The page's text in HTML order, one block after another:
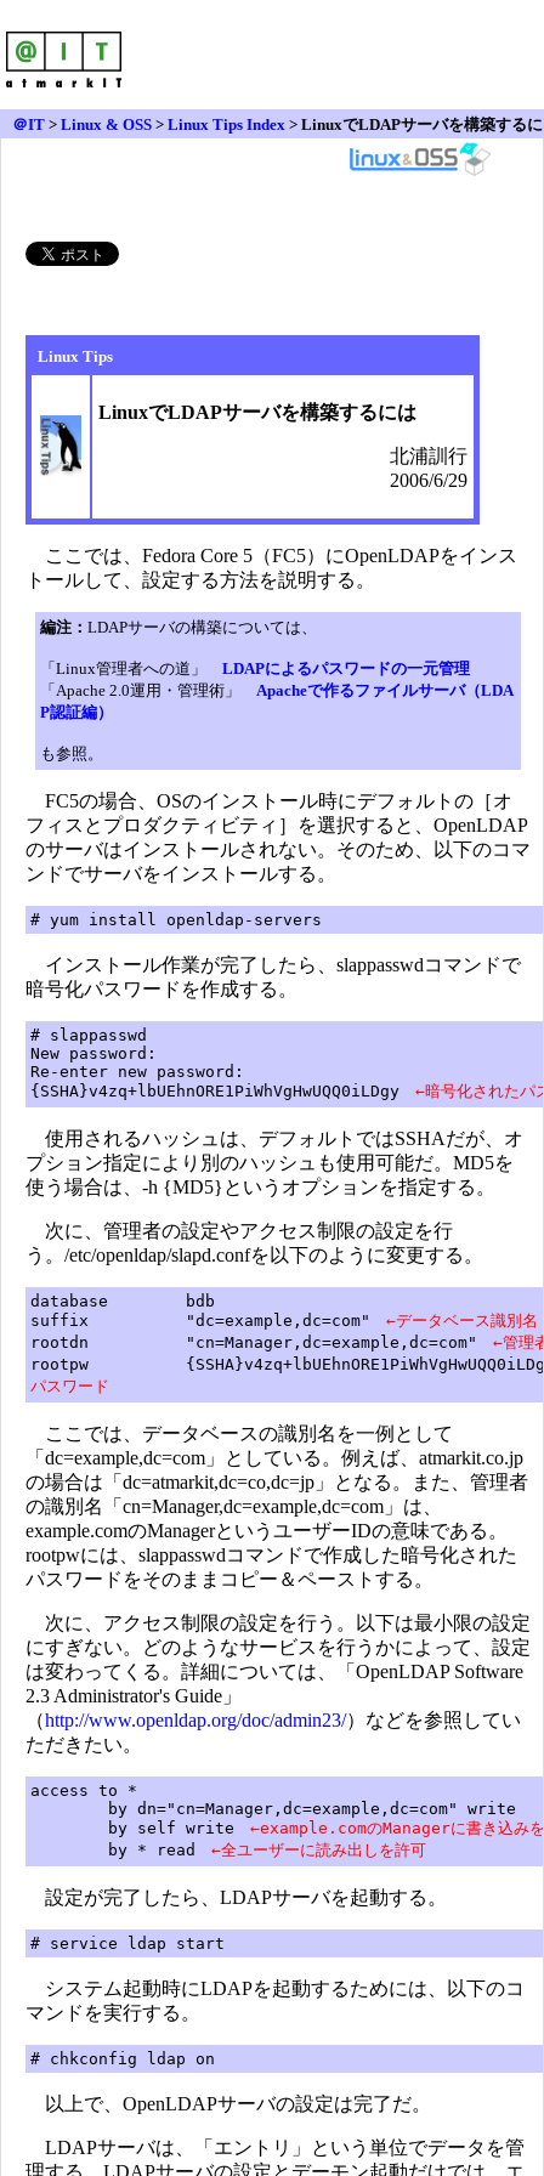
＠IT > Linux & OSS > Linux Tips Index > LinuxでLDAPサーバを構築するに
Linux Tips
LinuxでLDAPサーバを構築するには
北浦訓行
2006/6/29
ここでは、Fedora Core 5（FC5）にOpenLDAPをインス
トールして、設定する方法を説明する。
編注： LDAPサーバの構築については、
「Linux管理者への道」 LDAPによるパスワードの一元管理
「Apache 2.0運用・管理術」 Apacheで作るファイルサーバ（LDA
P認証編）
も参照。
FC5の場合、OSのインストール時にデフォルトの［オ
フィスとプロダクティビティ］を選択すると、OpenLDAP
のサーバはインストールされない。そのため、以下のコマ
ンドでサーバをインストールする。
# yum install openldap-servers
インストール作業が完了したら、slappasswdコマンドで
暗号化パスワードを作成する。
# slappasswd
New password:
Re-enter new password:
{SSHA}v4zq+lbUEhnORE1PiWhVgHwUQQ0iLDgy ←暗号化されたパ
使用されるハッシュは、デフォルトではSSHAだが、オ
プション指定により別のハッシュも使用可能だ。MD5を
使う場合は、-h {MD5}というオプションを指定する。
次に、管理者の設定やアクセス制限の設定を行
う。/etc/openldap/slapd.confを以下のように変更する。
database bdb
suffix "dc=example,dc=com" ←データベース識別名
rootdn "cn=Manager,dc=example,dc=com" ←管理
rootpw
パスワード
ここでは、データベースの識別名を一例として
「dc=example,dc=com」としている。例えば、atmarkit.co.jp
の場合は「dc=atmarkit,dc=co,dc=jp」となる。また、管理者
の識別名「cn=Manager,dc=example,dc=com」は、
example.comのManagerというユーザーIDの意味である。
rootpwには、slappasswdコマンドで作成した暗号化された
パスワードをそのままコピー＆ペーストする。
次に、アクセス制限の設定を行う。以下は最小限の設定
にすぎない。どのようなサービスを行うかによって、設定
は変わってくる。詳細については、「OpenLDAP Software
2.3 Administrator's Guide」
（http://www.openldap.org/doc/admin23/）などを参照してい
ただきたい。
access to *
by dn="cn=Manager,dc=example,dc=com" write
by self write ←example.comのManagerに書き込み
by * read ←全ユーザーに読み出しを許可
設定が完了したら、LDAPサーバを起動する。
# service ldap start
システム起動時にLDAPを起動するためには、以下のコ
マンドを実行する。
# chkconfig ldap on
以上で、OpenLDAPサーバの設定は完了だ。
LDAPサーバは、「エントリ」という単位でデータを管
理する。LDAPサーバの設定とデーモン起動だけでは、エ